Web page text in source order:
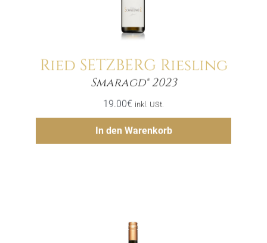
Ried SETZBERG Riesling
Smaragd® 2023
19.00€ inkl. USt.
In den Warenkorb
Menge
Hinzufügen